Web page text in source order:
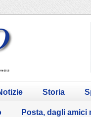
Storia
Posta, dagli amici